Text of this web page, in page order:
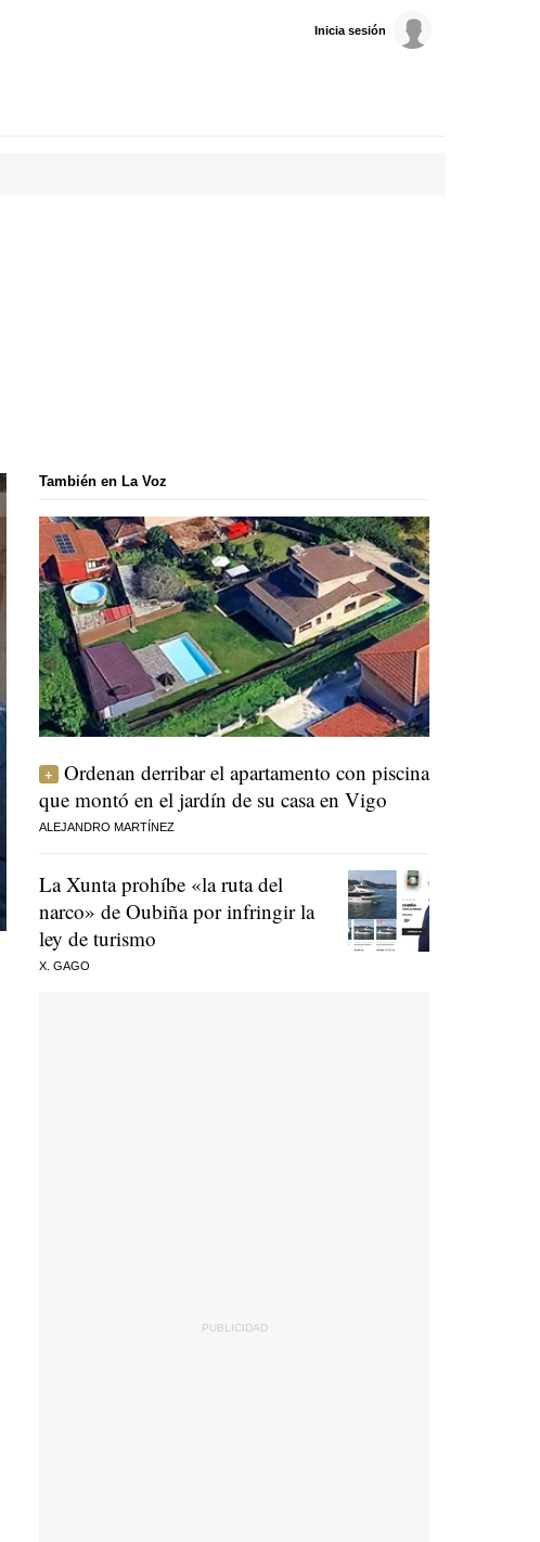
Inicia sesión
También en La Voz
Ordenan derribar el apartamento con piscina
que montó en el jardín de su casa en Vigo
ALEJANDRO MARTÍNEZ
La Xunta prohíbe «la ruta del
narco» de Oubiña por infringir la
ley de turismo
X. GAGO